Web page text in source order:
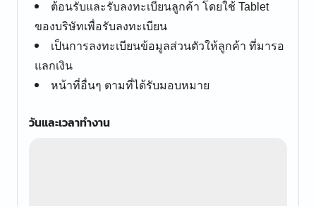
ต้อนรับและรับลงทะเบียนลูกค้า โดยใช้ Tablet
ของบริษัทเพื่อรับลงทะเบียน
เป็นการลงทะเบียนข้อมูลส่วนตัวให้ลูกค้า ที่มารอ
แลกเงิน
หน้าที่อื่นๆ ตามที่ได้รับมอบหมาย
วันและเวลาทำงาน